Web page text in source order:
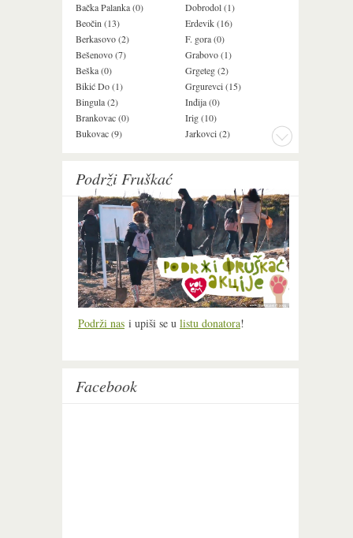
Bačka Palanka (0)
Beočin (13)
Berkasovo (2)
Bešenovo (7)
Beška (0)
Bikić Do (1)
Bingula (2)
Brankovac (0)
Bukovac (9)
Dobrodol (1)
Erdevik (16)
F. gora (0)
Grabovo (1)
Grgeteg (2)
Grgurevci (15)
Inđija (0)
Irig (10)
Jarkovci (2)
Podrži Fruškać
Podrži nas i upiši se u listu donatora!
Facebook